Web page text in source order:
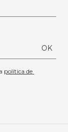
OK
política de